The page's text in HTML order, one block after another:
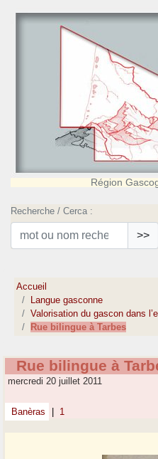
Région
Recherche / Cerca :
>>
Accueil
Langue gasconne
Valorisation du gascon dans
Rue bilingue à Tarbes
Rue bilingue à
mercredi 20 juillet 2011
Banèras 1